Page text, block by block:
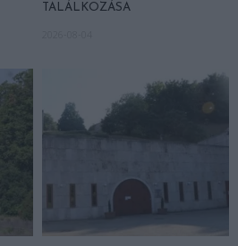
TALÁLKOZÁSA